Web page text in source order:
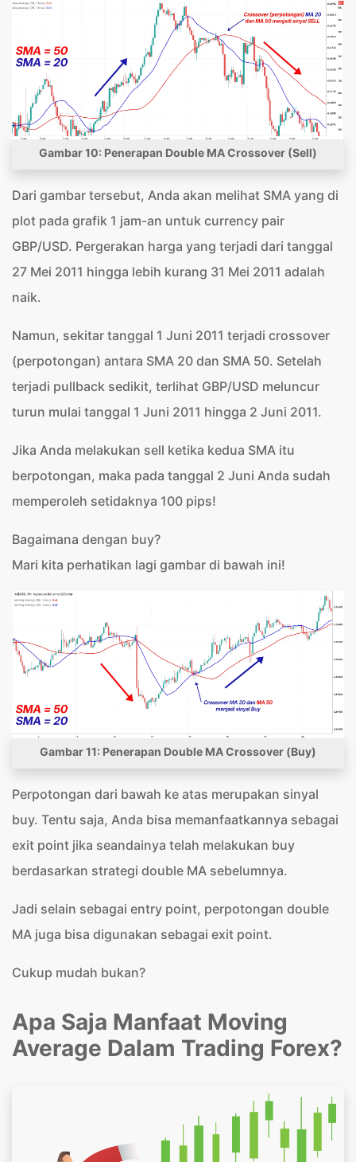
Gambar 10: Penerapan Double MA Crossover (Sell)
Dari gambar tersebut, Anda akan melihat SMA yang di
plot pada grafik 1 jam-an untuk currency pair
GBP/USD. Pergerakan harga yang terjadi dari tanggal
27 Mei 2011 hingga lebih kurang 31 Mei 2011 adalah
naik.
Namun, sekitar tanggal 1 Juni 2011 terjadi crossover
(perpotongan) antara SMA 20 dan SMA 50. Setelah
terjadi pullback sedikit, terlihat GBP/USD meluncur
turun mulai tanggal 1 Juni 2011 hingga 2 Juni 2011.
Jika Anda melakukan sell ketika kedua SMA itu
berpotongan, maka pada tanggal 2 Juni Anda sudah
memperoleh setidaknya 100 pips!
Bagaimana dengan buy?
Mari kita perhatikan lagi gambar di bawah ini!
Gambar 11: Penerapan Double MA Crossover (Buy)
Perpotongan dari bawah ke atas merupakan sinyal
buy. Tentu saja, Anda bisa memanfaatkannya sebagai
exit point jika seandainya telah melakukan buy
berdasarkan strategi double MA sebelumnya.
Jadi selain sebagai entry point, perpotongan double
MA juga bisa digunakan sebagai exit point.
Cukup mudah bukan?
Apa Saja Manfaat Moving
Average Dalam Trading Forex?